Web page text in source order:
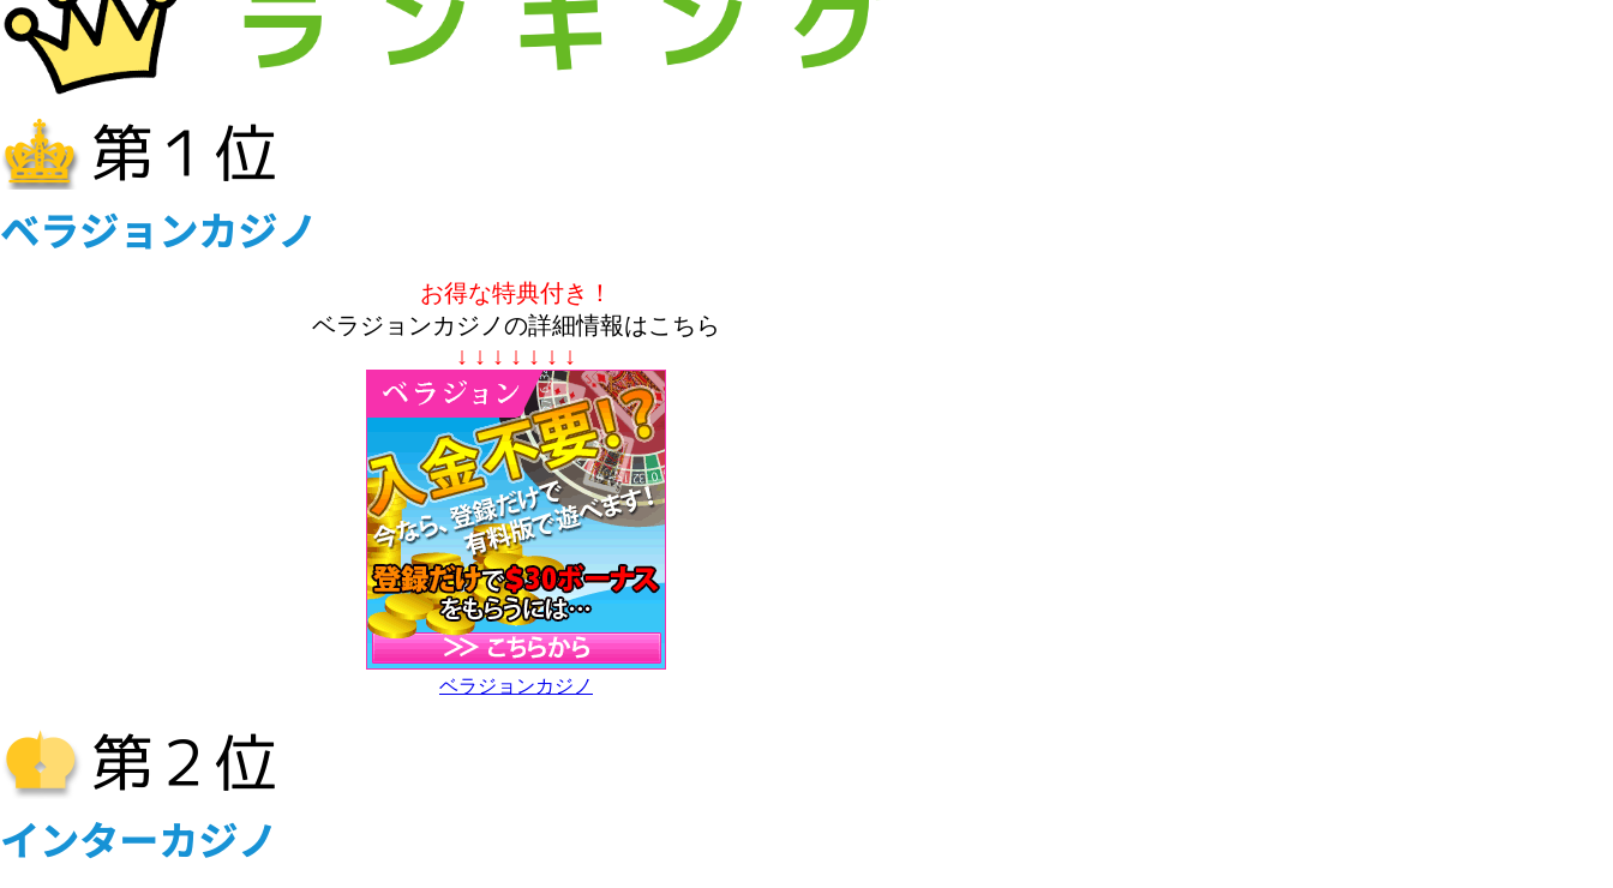
お得な特典付き！
ベラジョンカジノの詳細情報はこちら
↓ ↓ ↓ ↓ ↓ ↓ ↓
ベラジョンカジノ